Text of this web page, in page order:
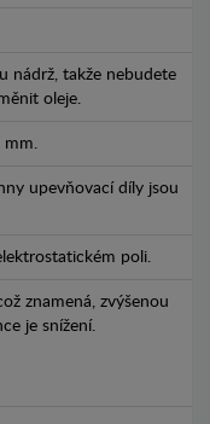
nádrž, takže nebudete
oleje.
mm.
upevňovací díly jsou
poli.
znamená, zvýšenou
je snížení.